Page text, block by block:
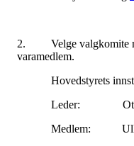
2. Velge valgkomite
varamedlem.
Hovedstyrets
Leder: Otto
Medlem: Ulla